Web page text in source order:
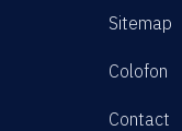
Sitemap
Colofon
Contact